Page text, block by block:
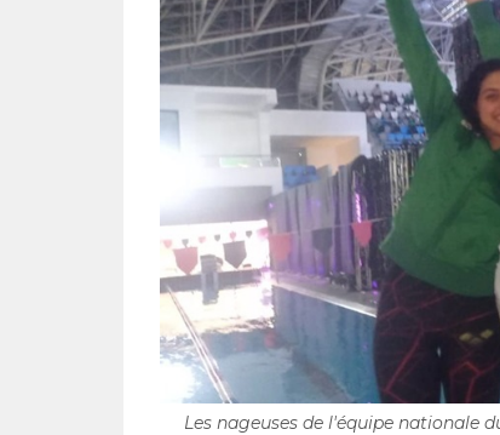
Les nageuses de l'équipe nationale